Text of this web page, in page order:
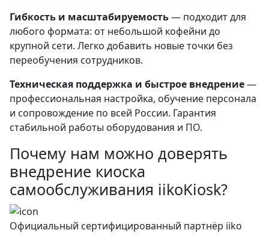
Гибкость и масштабируемость— подходит для
любого формата: от небольшой кофейни до
крупной сети. Легко добавить новые точки без
переобучения сотрудников.
Техническая поддержка и быстрое внедрение—
профессиональная настройка, обучение персонала
и сопровождение по всей России. Гарантия
стабильной работы оборудования и ПО.
Почему нам можно доверять
внедрение киоска
самообслуживания iikoKiosk?
Официальный сертифицированный партнёр iiko